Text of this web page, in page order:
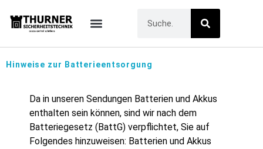
Hinweise zur Batterieentsorgung
Da in unseren Sendungen Batterien und Akkus
enthalten sein können, sind wir nach dem
Batteriegesetz (BattG) verpflichtet, Sie auf
Folgendes hinzuweisen: Batterien und Akkus